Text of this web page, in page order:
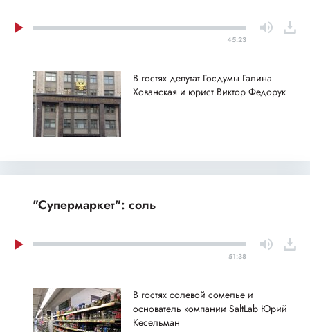
45:23
В гостях депутат Госдумы Галина
Хованская и юрист Виктор Федорук
"Супермаркет": соль
51:38
В гостях солевой сомелье и
основатель компании SaltLab Юрий
Кесельман